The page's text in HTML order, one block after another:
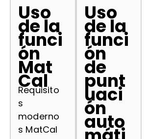
Uso
de la
funci
ón
Mat
Cal
Requisito
s
moderno
s MatCal
Uso
de la
funci
ón
de
punt
uaci
ón
auto